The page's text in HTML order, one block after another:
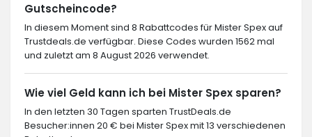
Gutscheincode?
In diesem Moment sind 8 Rabattcodes für Mister Spex auf
Trustdeals.de verfügbar. Diese Codes wurden 1562 mal
und zuletzt am 8 August 2026 verwendet.
Wie viel Geld kann ich bei Mister Spex sparen?
In den letzten 30 Tagen sparten TrustDeals.de
Besucher:innen 20 € bei Mister Spex mit 13 verschiedenen